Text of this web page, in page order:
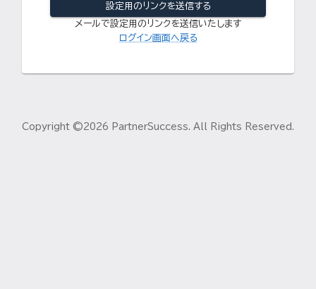
設定用のリンクを送信する
メールで設定用のリンクを送信いたします
ログイン画面へ戻る
Copyright ©2026 PartnerSuccess. All Rights Reserved.